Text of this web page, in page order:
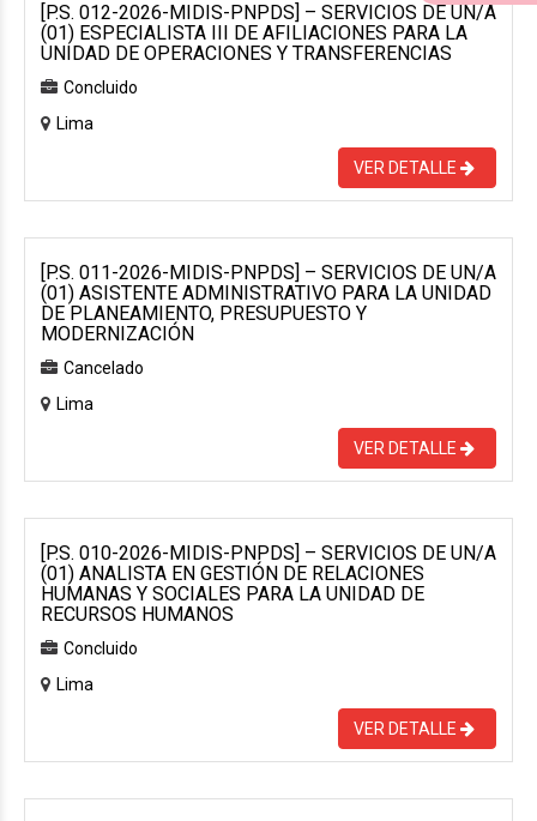
[P.S. 012-2026-MIDIS-PNPDS] – SERVICIOS DE UN/A
(01) ESPECIALISTA III DE AFILIACIONES PARA LA
UNIDAD DE OPERACIONES Y TRANSFERENCIAS
Concluido
Lima
VER DETALLE
[P.S. 011-2026-MIDIS-PNPDS] – SERVICIOS DE UN/A
(01) ASISTENTE ADMINISTRATIVO PARA LA UNIDAD
DE PLANEAMIENTO, PRESUPUESTO Y
MODERNIZACIÓN
Cancelado
Lima
VER DETALLE
[P.S. 010-2026-MIDIS-PNPDS] – SERVICIOS DE UN/A
(01) ANALISTA EN GESTIÓN DE RELACIONES
HUMANAS Y SOCIALES PARA LA UNIDAD DE
RECURSOS HUMANOS
Concluido
Lima
VER DETALLE